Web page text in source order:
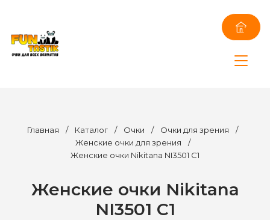
Главная / Каталог / Очки / Очки для зрения
/
Женские очки для зрения
/
Женские очки Nikitana NI3501 C1
Женские очки Nikitana
NI3501 C1